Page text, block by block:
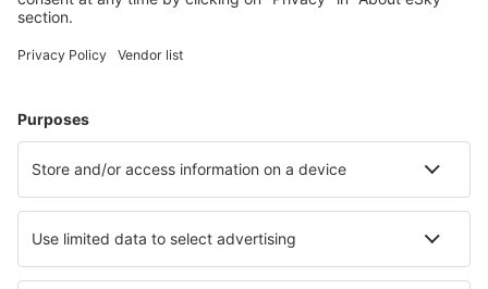
Planifică-ți călătoria
Zbor+Hotel
Hoteluri
Transferuri aeroport
Atracţii
Evenimente sportive